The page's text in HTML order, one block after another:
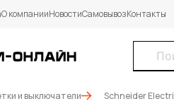
О компанииНовостиСамовывозКонтакты
и выключатели Schneider